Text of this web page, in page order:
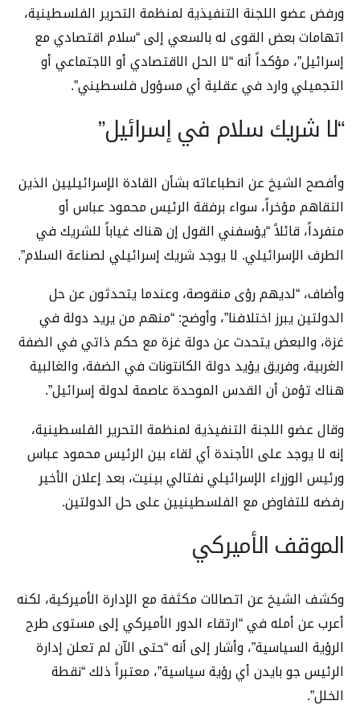
ورفض عضو اللجنة التنفيذية لمنظمة التحرير الفلسطينية،
اتهامات بعض القوى له بالسعي إلى “سلام اقتصادي مع
إسرائيل”، مؤكداً أنه “لا الحل الاقتصادي أو الاجتماعي أو
التجميلي وارد في عقلية أي مسؤول فلسطيني”.
“لا شريك سلام في إسرائيل”
وأفصح الشيخ عن انطباعاته بشأن القادة الإسرائيليين الذين
التقاهم مؤخراً، سواء برفقة الرئيس محمود عباس أو
منفرداً، قائلاً “يؤسفني القول إن هناك غياباً للشريك في
الطرف الإسرائيلي. لا يوجد شريك إسرائيلي لصناعة السلام”.
وأضاف، “لديهم رؤى منقوصة، وعندما يتحدثون عن حل
الدولتين يبرز اختلافنا”، وأوضح: “منهم من يريد دولة في
غزة، والبعض يتحدث عن دولة غزة مع حكم ذاتي في الضفة
الغربية، وفريق يؤيد دولة الكانتونات في الضفة، والغالبية
هناك تؤمن أن القدس الموحدة عاصمة لدولة إسرائيل”.
وقال عضو اللجنة التنفيذية لمنظمة التحرير الفلسطينية،
إنه لا يوجد على الأجندة أي لقاء بين الرئيس محمود عباس
ورئيس الوزراء الإسرائيلي نفتالي بينيت، بعد إعلان الأخير
رفضه للتفاوض مع الفلسطينيين على حل الدولتين.
الموقف الأميركي
وكشف الشيخ عن اتصالات مكثفة مع الإدارة الأميركية، لكنه
أعرب عن أمله في “ارتقاء الدور الأميركي إلى مستوى طرح
الرؤية السياسية”، وأشار إلى أنه “حتى الآن لم تعلن إدارة
الرئيس جو بايدن أي رؤية سياسية”، معتبراً ذلك “نقطة
الخلل”.